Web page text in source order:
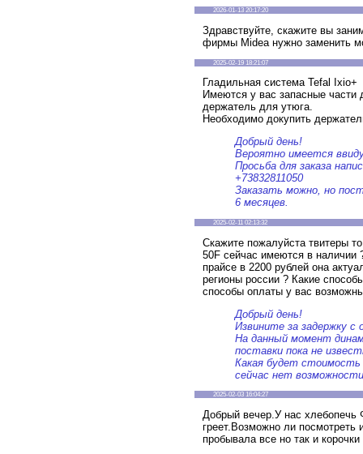
2026-01-13 20:17:20
Здравствуйте, скажите вы
фирмы Midea нужно заменить
2025-02-19 18:21:07
Гладильная система Tefal Ixio+
Имеются у вас запасные части
держатель для утюга.
Необходимо докупить
Добрый день!
Вероятно имеется
Просьба для заказа
+73832811050
Заказать можно, но
6 месяцев.
2025-02-11 02:13:32
Скажите пожалуйста твитеры
50F сейчас имеются в наличии
прайсе в 2200 рублей она
регионы россии ? Какие
способы оплаты у вас
Добрый день!
Извините за задержку
На данный момент
поставки пока не
Какая будет стоимость
сейчас нет
2025-02-03 16:04:27
Добрый вечер.У нас хлебопечь
греет.Возможно ли посмотреть
пробывала все но так и